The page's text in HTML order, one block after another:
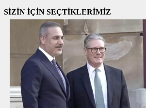
SİZİN İÇİN SEÇTİKLERİMİZ